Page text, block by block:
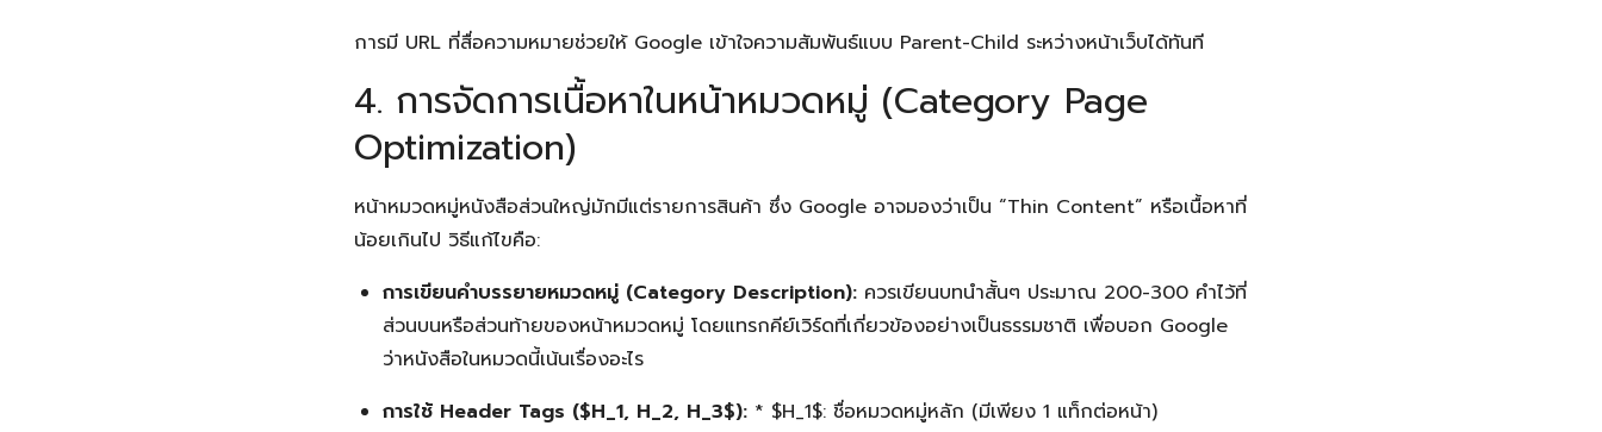
การมี URL ที่สื่อความหมายช่วยให้ Google เข้าใจความสัมพันธ์แบบ Parent-Child ระหว่างหน้าเว็บได้ทันที
4. การจัดการเนื้อหาในหน้าหมวดหมู่ (Category Page
Optimization)
หน้าหมวดหมู่หนังสือส่วนใหญ่มักมีแต่รายการสินค้า ซึ่ง Google อาจมองว่าเป็น “Thin Content” หรือเนื้อหาที่
น้อยเกินไป วิธีแก้ไขคือ:
การเขียนคำบรรยายหมวดหมู่ (Category Description): ควรเขียนบทนำสั้นๆ ประมาณ 200-300 คำไว้ที่
ส่วนบนหรือส่วนท้ายของหน้าหมวดหมู่ โดยแทรกคีย์เวิร์ดที่เกี่ยวข้องอย่างเป็นธรรมชาติ เพื่อบอก Google
ว่าหนังสือในหมวดนี้เน้นเรื่องอะไร
การใช้ Header Tags ($H_1, H_2, H_3$): * $H_1$: ชื่อหมวดหมู่หลัก (มีเพียง 1 แท็กต่อหน้า)